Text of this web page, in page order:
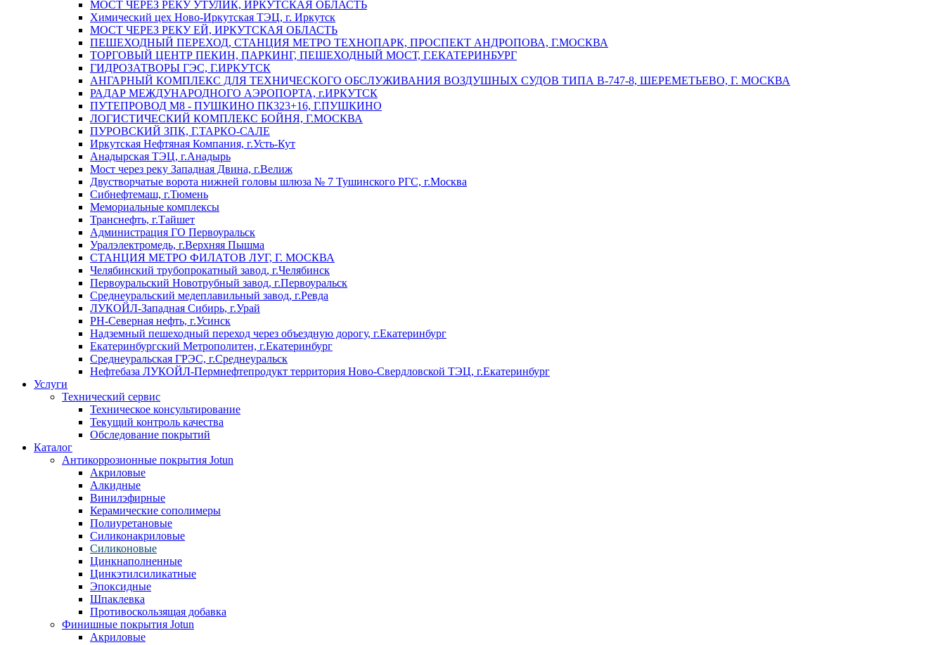
МОСТ ЧЕРЕЗ РЕКУ УТУЛИК, ИРКУТСКАЯ ОБЛАСТЬ
Химический цех Ново-Иркутская ТЭЦ, г. Иркутск
МОСТ ЧЕРЕЗ РЕКУ ЕЙ, ИРКУТСКАЯ ОБЛАСТЬ
ПЕШЕХОДНЫЙ ПЕРЕХОД, СТАНЦИЯ МЕТРО ТЕХНОПАРК, ПРОСПЕКТ АНДРОПОВА, Г.МОСКВА
ТОРГОВЫЙ ЦЕНТР ПЕКИН, ПАРКИНГ, ПЕШЕХОДНЫЙ МОСТ, Г.ЕКАТЕРИНБУРГ
ГИДРОЗАТВОРЫ ГЭС, Г.ИРКУТСК
АНГАРНЫЙ КОМПЛЕКС ДЛЯ ТЕХНИЧЕСКОГО ОБСЛУЖИВАНИЯ ВОЗДУШНЫХ СУДОВ ТИПА В-747-8, ШЕРЕМЕТЬЕВО, Г. МОСКВА
РАДАР МЕЖДУНАРОДНОГО АЭРОПОРТА, г.ИРКУТСК
ПУТЕПРОВОД М8 - ПУШКИНО ПК323+16, Г.ПУШКИНО
ЛОГИСТИЧЕСКИЙ КОМПЛЕКС БОЙНЯ, Г.МОСКВА
ПУРОВСКИЙ ЗПК, Г.ТАРКО-САЛЕ
Иркутская Нефтяная Компания, г.Усть-Кут
Анадырская ТЭЦ, г.Анадырь
Мост через реку Западная Двина, г.Велиж
Двустворчатые ворота нижней головы шлюза № 7 Тушинского РГС, г.Москва
Сибнефтемаш, г.Тюмень
Мемориальные комплексы
Транснефть, г.Тайшет
Администрация ГО Первоуральск
Уралэлектромедь, г.Верхняя Пышма
СТАНЦИЯ МЕТРО ФИЛАТОВ ЛУГ, Г. МОСКВА
Челябинский трубопрокатный завод, г.Челябинск
Первоуральский Новотрубный завод, г.Первоуральск
Среднеуральский медеплавильный завод, г.Ревда
ЛУКОЙЛ-Западная Сибирь, г.Урай
РН-Северная нефть, г.Усинск
Надземный пешеходный переход через объездную дорогу, г.Екатеринбург
Екатеринбургский Метрополитен, г.Екатеринбург
Среднеуральская ГРЭС, г.Среднеуральск
Нефтебаза ЛУКОЙЛ-Пермнефтепродукт территория Ново-Свердловской ТЭЦ, г.Екатеринбург
Услуги
Технический сервис
Техническое консультирование
Текущий контроль качества
Обследование покрытий
Каталог
Антикоррозионные покрытия Jotun
Акриловые
Алкидные
Винилэфирные
Керамические сополимеры
Полиуретановые
Силиконакриловые
Силиконовые
Цинкнаполненные
Цинкэтилсиликатные
Эпоксидные
Шпаклевка
Противоскользящая добавка
Финишные покрытия Jotun
Акриловые